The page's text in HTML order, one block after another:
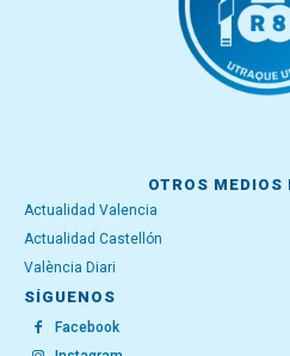
OTROS MEDIOS
Actualidad Valencia
Actualidad Castellón
València Diari
SÍGUENOS
Facebook